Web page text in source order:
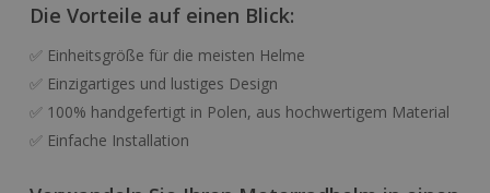
Die Vorteile auf einen Blick:
✅ Einheitsgröße für die meisten Helme
✅ Einzigartiges und lustiges Design
✅ 100% handgefertigt in Polen, aus hochwertigem Material
✅ Einfache Installation